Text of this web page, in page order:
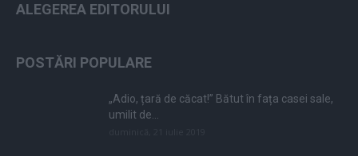
ALEGEREA EDITORULUI
POSTĂRI POPULARE
„Adio, țară de căcat!” Bătut în fața casei sale,
umilit de...